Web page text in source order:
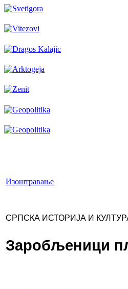
Изоштравање
СРПСКА ИСТОРИЈА И
Заробљеници